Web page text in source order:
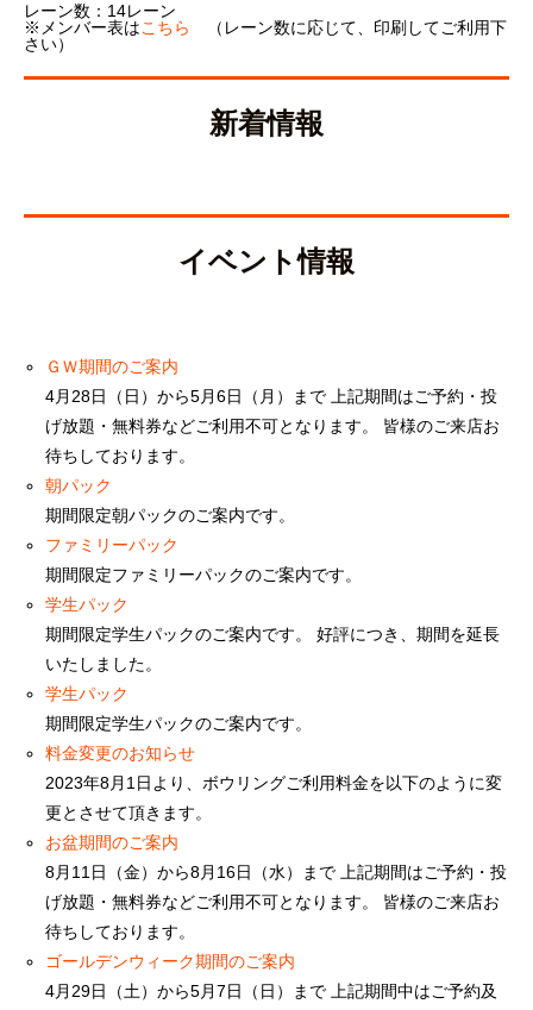
レーン数：14レーン
※メンバー表はこちら
（レーン数に応じて、印刷してご利用下
さい）
新着情報
イベント情報
ＧＷ期間のご案内
4月28日（日）から5月6日（月）まで 上記期間はご予約・投
げ放題・無料券などご利用不可となります。 皆様のご来店お
待ちしております。
朝パック
期間限定朝パックのご案内です。
ファミリーパック
期間限定ファミリーパックのご案内です。
学生パック
期間限定学生パックのご案内です。 好評につき、期間を延長
いたしました。
学生パック
期間限定学生パックのご案内です。
料金変更のお知らせ
2023年8月1日より、ボウリングご利用料金を以下のように変
更とさせて頂きます。
お盆期間のご案内
8月11日（金）から8月16日（水）まで 上記期間はご予約・投
げ放題・無料券などご利用不可となります。 皆様のご来店お
待ちしております。
ゴールデンウィーク期間のご案内
4月29日（土）から5月7日（日）まで 上記期間中はご予約及